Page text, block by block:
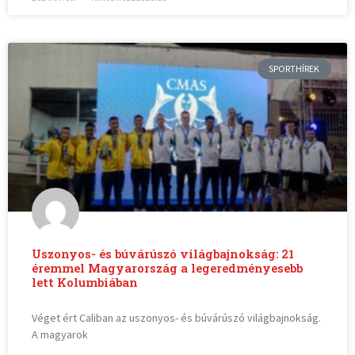
SPORTHÍREK
Uszonyos- és búvárúszó világbajnokság: 21
éremmel Magyarország a legeredményesebb
lett Kolumbiában
Véget ért Caliban az uszonyos- és búvárúszó világbajnokság.
A magyarok